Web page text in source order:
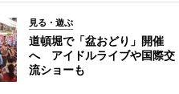
見る・遊ぶ
道頓堀で「盆おどり」開催
へ アイドルライブや国際交
流ショーも